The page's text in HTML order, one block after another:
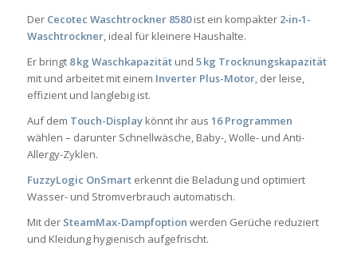
Der Cecotec Waschtrockner 8580ist ein kompakter 2‑in‑1-
Waschtrockner, ideal für kleinere Haushalte.
Er bringt 8 kg Waschkapazitätund 5 kg Trocknungskapazität
mit und arbeitet mit einem Inverter Plus-Motor, der leise,
effizient und langlebig ist.
Auf dem Touch-Displaykönnt ihr aus 16 Programmen
wählen – darunter Schnellwäsche, Baby-, Wolle- und Anti-
Allergy-Zyklen.
FuzzyLogic OnSmarterkennt die Beladung und optimiert
Wasser- und Stromverbrauch automatisch.
Mit der SteamMax-Dampfoption werden Gerüche reduziert
und Kleidung hygienisch aufgefrischt.